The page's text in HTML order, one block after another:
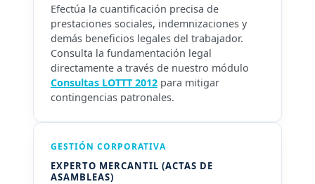
Efectúa la cuantificación precisa de
prestaciones sociales, indemnizaciones y
demás beneficios legales del trabajador.
Consulta la fundamentación legal
directamente a través de nuestro módulo
Consultas LOTTT 2012para mitigar
contingencias patronales.
GESTIÓN CORPORATIVA
EXPERTO MERCANTIL (ACTAS DE
ASAMBLEAS)